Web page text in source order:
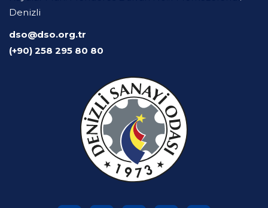
Denizli
dso@dso.org.tr
(+90) 258 295 80 80